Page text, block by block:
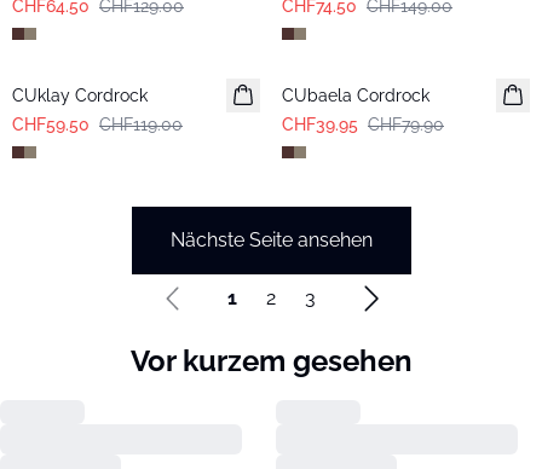
CHF64.50 CHF129.00
CHF74.50 CHF149.00
-50%
CUklay Cordrock
CHF59.50 CHF119.00
-50%
CUbaela Cordrock
CHF39.95 CHF79.90
Nächste Seite ansehen
1 2 3
Vor kurzem gesehen